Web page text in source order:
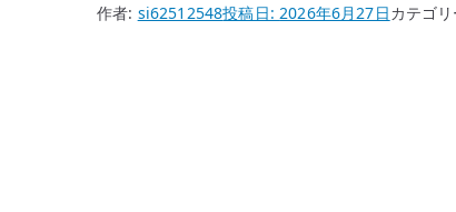
作者: si62512548投稿日:2026年6月27日カテゴリ